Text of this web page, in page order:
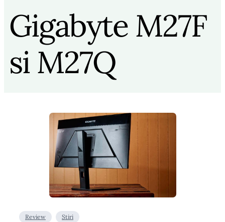
Gigabyte M27F
si M27Q
Review Stiri